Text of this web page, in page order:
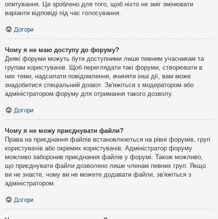
опитування. Це зроблено для того, щоб ніхто не зміг змінювати
варіанти відповіді під час голосування.
Догори
Чому я не маю доступу до форуму?
Деякі форуми можуть бути доступними лише певним учасникам та
групам користувачів. Щоб переглядати такі форуми, створювати в
них теми, надсилати повідомлення, вчиняти інші дії, вам може
знадобитися спеціальний дозвіл. Зв'яжіться з модератором або
адміністратором форуму для отримання такого дозволу.
Догори
Чому я не можу приєднувати файли?
Права на приєднання файлів встановлюються на рівні форумів, груп
користувачів або окремих користувачів. Адміністратор форуму
можливо заборонив приєднання файлів у форумі. Також можливо,
що приєднувати файли дозволено лише членам певних груп. Якщо
ви не знаєте, чому ви не можете додавати файли, зв'яжіться з
адміністратором.
Догори